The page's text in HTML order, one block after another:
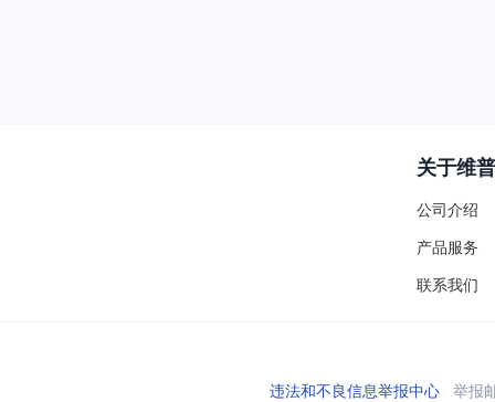
关于维普
公司介绍
产品服务
联系我们
违法和不良信息举报中心举报